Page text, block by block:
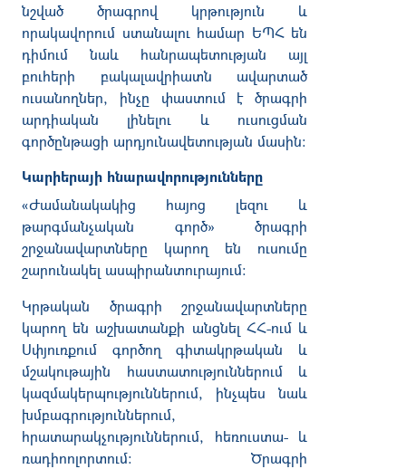
նշված ծրագրով կրթություն և
որակավորում ստանալու համար ԵՊՀ են
դիմում նաև հանրապետության այլ
բուհերի բակալավրիատն ավարտած
ուսանողներ, ինչը փաստում է ծրագրի
արդիական լինելու և ուսուցման
գործընթացի արդյունավետության մասին:
Կարիերայի հնարավորությունները
«Ժամանակակից հայոց լեզու և
թարգմանչական գործ» ծրագրի
շրջանավարտները կարող են ուսումը
շարունակել ասպիրանտուրայում։
Կրթական ծրագրի շրջանավարտները
կարող են աշխատանքի անցնել ՀՀ-ում և
Սփյուռքում գործող գիտակրթական և
մշակութային հաստատություններում և
կազմակերպություններում, ինչպես նաև
խմբագրություններում,
հրատարակչություններում, հեռուստա- և
ռադիոոլորտում: Ծրագրի